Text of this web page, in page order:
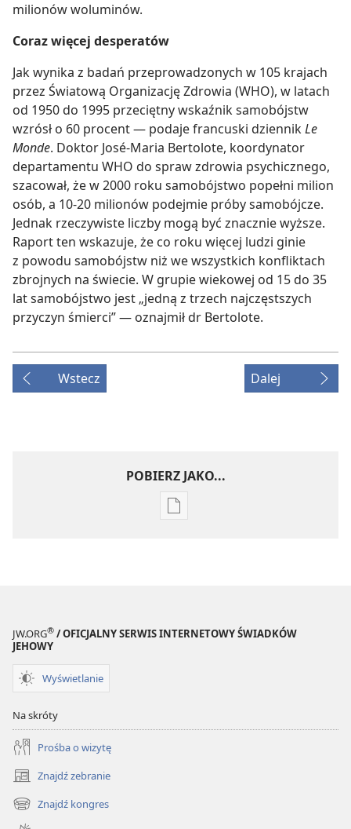
milionów woluminów.
Coraz więcej desperatów
Jak wynika z badań przeprowadzonych w 105 krajach
przez Światową Organizację Zdrowia (WHO), w latach
od 1950 do 1995 przeciętny wskaźnik samobójstw
wzrósł o 60 procent — podaje francuski dziennikLe
Monde. Doktor José-Maria Bertolote, koordynator
departamentu WHO do spraw zdrowia psychicznego,
szacował, że w 2000 roku samobójstwo popełni milion
osób, a 10-20 milionów podejmie próby samobójcze.
Jednak rzeczywiste liczby mogą być znacznie wyższe.
Raport ten wskazuje, że co roku więcej ludzi ginie
z powodu samobójstw niż we wszystkich konfliktach
zbrojnych na świecie. W grupie wiekowej od 15 do 35
lat samobójstwo jest „jedną z trzech najczęstszych
przyczyn śmierci” — oznajmił dr Bertolote.
Wstecz Dalej
POBIERZ JAKO...
Ustawienia
2001
JW.ORG® / OFICJALNY SERWIS INTERNETOWY ŚWIADKÓW
JEHOWY
Wyświetlanie
Na skróty
Prośba o wizytę
Znajdź zebranie
(opens
new
window)
Znajdź kongres
(opens
new